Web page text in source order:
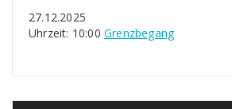
27.12.2025
Uhrzeit: 10:00 Grenzbegang